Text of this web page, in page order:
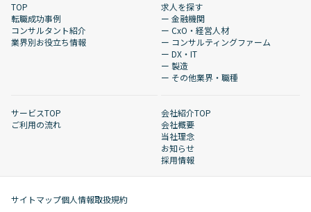
TOP
転職成功事例
コンサルタント紹介
業界別お役立ち情報
求人を探す
ー 金融機関
ー CxO・経営人材
ー コンサルティングファーム
ー DX・IT
ー 製造
ー その他業界・職種
サービスTOP
ご利用の流れ
会社紹介TOP
会社概要
当社理念
お知らせ
採用情報
サイトマップ個人情報取扱規約